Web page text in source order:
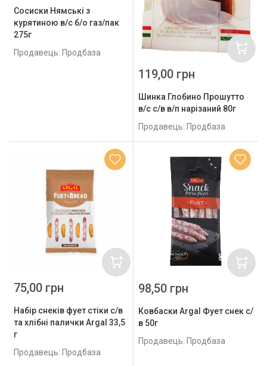
Сосиски Нямські з
курятиною в/с б/о газ/пак
275г
Продавець: Продбаза
Шинка Глобино Прошутто
в/с с/в в/п нарізаний 80г
Продавець: Продбаза
119,00 грн
Набір снеків фует стіки с/в
та хлібні палички Argal 33,5
г
Продавець: Продбаза
75,00 грн
Ковбаски Argal Фует снек с/
в 50г
Продавець: Продбаза
98,50 грн